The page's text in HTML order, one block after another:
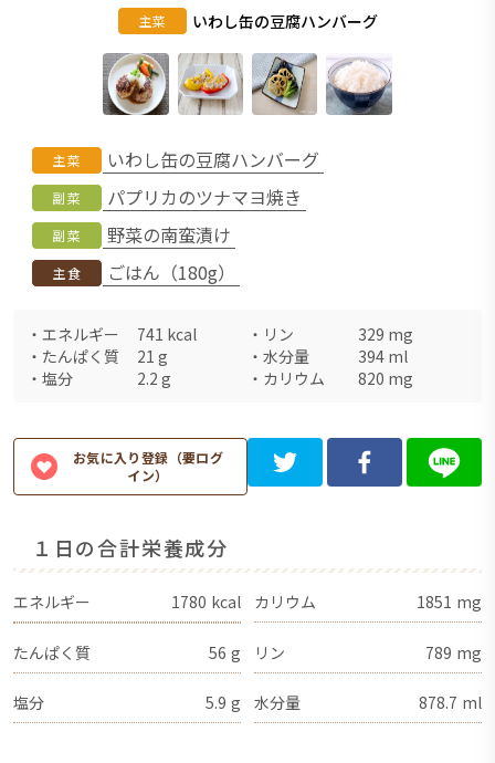
主菜 いわし缶の豆腐ハンバーグ
主菜 いわし缶の豆腐ハンバーグ
副菜 パプリカのツナマヨ焼き
副菜 野菜の南蛮漬け
主食 ごはん（180g）
・ エネルギー 741 kcal ・ リン 329 mg
・ たんぱく質 21 g ・ 水分量 394 ml
・ 塩分 2.2 g ・ カリウム 820 mg
お気に入り登録（要ログ
イン）
１日の合計栄養成分
エネルギー 1780 kcal カリウム 1851 mg
たんぱく質 56 g リン 789 mg
塩分 5.9 g 水分量 878.7 ml